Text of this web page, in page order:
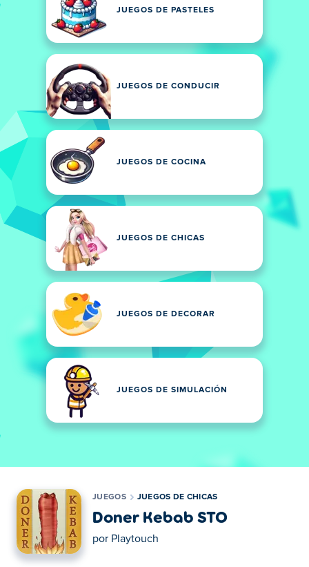
JUEGOS DE PASTELES
JUEGOS DE CONDUCIR
JUEGOS DE COCINA
JUEGOS DE CHICAS
JUEGOS DE DECORAR
JUEGOS DE SIMULACIÓN
JUEGOS JUEGOS DE CHICAS
Doner Kebab STO
por Playtouch